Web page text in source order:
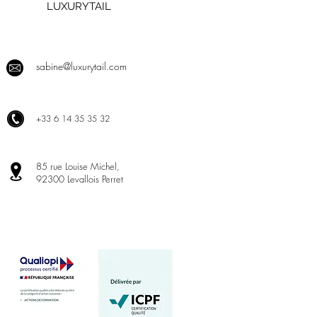
LUXURYTAIL
sabine@luxurytail.com
+33 6 14 35 35 32
85 rue Louise Michel,
92300 Levallois Perret